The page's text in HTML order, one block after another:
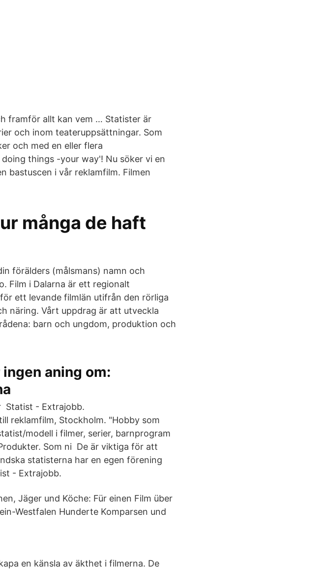
framför allt kan vem … Statister är
och inom teateruppsättningar. Som
och med en eller flera
things -your way'! Nu söker vi en
bastuscen i vår reklamfilm. Filmen
många de haft
förälders (målsmans) namn och
Film i Dalarna är ett regionalt
ett levande filmlän utifrån den rörliga
näring. Vårt uppdrag är att utveckla
barn och ungdom, produktion och
aning om:
Statist - Extrajobb.
reklamfilm, Stockholm. "Hobby som
modell i filmer, serier, barnprogram
Som ni De är viktiga för att
statisterna har en egen förening
- Extrajobb.
Jäger und Köche: Für einen Film über
Westfalen Hunderte Komparsen und
en känsla av äkthet i filmerna. De